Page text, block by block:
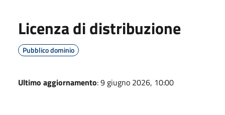
Licenza di distribuzione
Pubblico dominio
Ultimo aggiornamento: 9 giugno 2026, 10:00